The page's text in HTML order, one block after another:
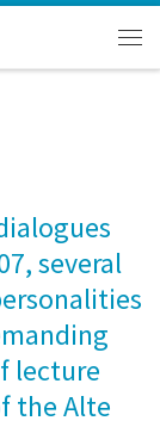
several
lecture
the Alte